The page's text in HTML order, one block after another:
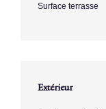
Surface terrasse
Extérieur